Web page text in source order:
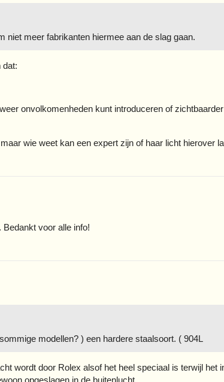
niet meer fabrikanten hiermee aan de slag gaan.
dat:
onvolkomenheden kunt introduceren of
wie weet kan een expert zijn of haar licht hierover
voor alle info!
modellen? ) een hardere staalsoort. ( 904L
wordt door Rolex alsof het heel speciaal is terwijl het